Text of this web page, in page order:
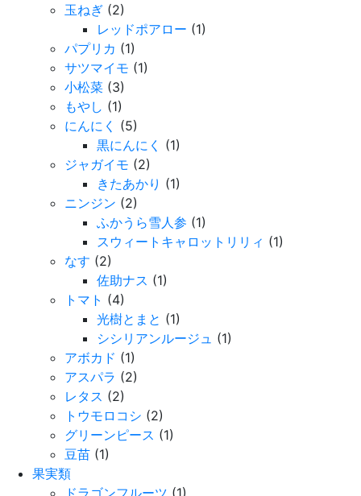
玉ねぎ (2)
レッドポアロー (1)
パプリカ (1)
サツマイモ (1)
小松菜 (3)
もやし (1)
にんにく (5)
黒にんにく (1)
ジャガイモ (2)
きたあかり (1)
ニンジン (2)
ふかうら雪人参 (1)
スウィートキャロットリリィ (1)
なす (2)
佐助ナス (1)
トマト (4)
光樹とまと (1)
シシリアンルージュ (1)
アボカド (1)
アスパラ (2)
レタス (2)
トウモロコシ (2)
グリーンピース (1)
豆苗 (1)
果実類